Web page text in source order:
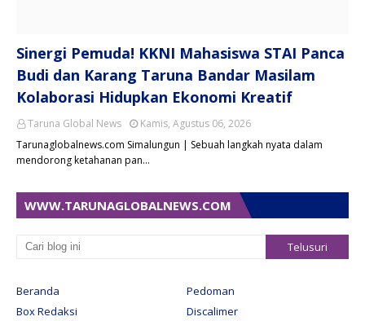
Sinergi Pemuda! KKNI Mahasiswa STAI Panca
Budi dan Karang Taruna Bandar Masilam
Kolaborasi Hidupkan Ekonomi Kreatif
Taruna Global News
Kamis, Agustus 06, 2026
Tarunaglobalnews.com Simalungun | Sebuah langkah nyata dalam
mendorong ketahanan pan…
WWW.TARUNAGLOBALNEWS.COM
Beranda
Pedoman
Box Redaksi
Discalimer